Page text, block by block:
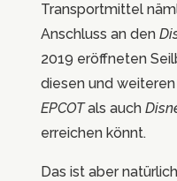
Transportmittel
Anschluss an den
2019 eröffneten
diesen und
EPCOTals auch
erreichen könnt.
Das ist aber